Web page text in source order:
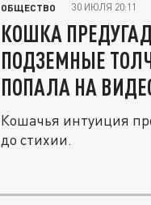
ОБЩЕСТВО 30 ИЮЛЯ 20:11
КОШКА
ПОДЗЕМНЫЕ
ПОПАЛА НА
Кошачья интуиция
до стихии.